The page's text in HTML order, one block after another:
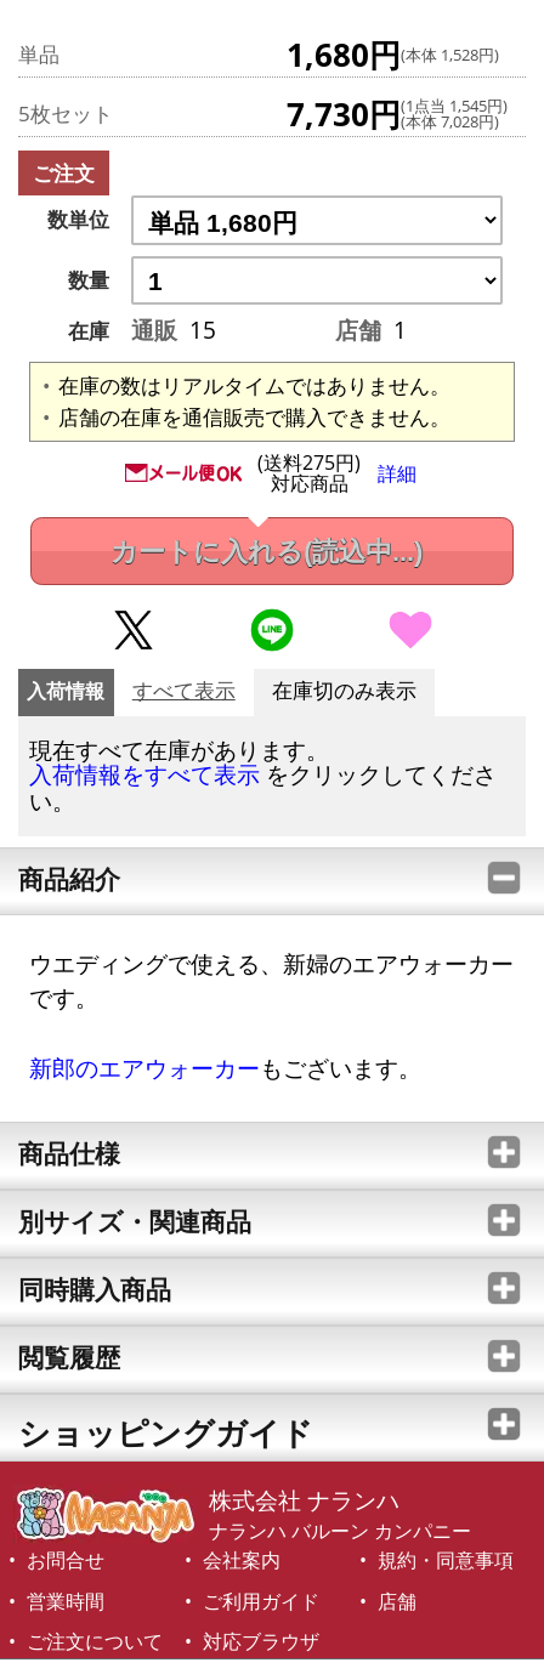
単品 1,680円(本体 1,528円)
5枚セット 7,730円(1点当 1,545円)
(本体 7,028円)
ご注文
数単位
数量
在庫
通販 15 店舗 1
在庫の数はリアルタイムではありません。
店舗の在庫を通信販売で購入できません。
(送料275円)
対応商品 詳細
カートに入れる(読込中...)
入荷情報 すべて表示 在庫切のみ表示
現在すべて在庫があります。
入荷情報をすべて表示 をクリックしてくださ
い。
商品紹介
ウエディングで使える、新婦のエアウォーカー
です。
新郎のエアウォーカーもございます。
商品仕様
別サイズ・関連商品
同時購入商品
閲覧履歴
ショッピングガイド
株式会社 ナランハ
ナランハ バルーン カンパニー
お問合せ
会社案内
規約・同意事項
営業時間
ご利用ガイド
店舗
ご注文について
対応ブラウザ